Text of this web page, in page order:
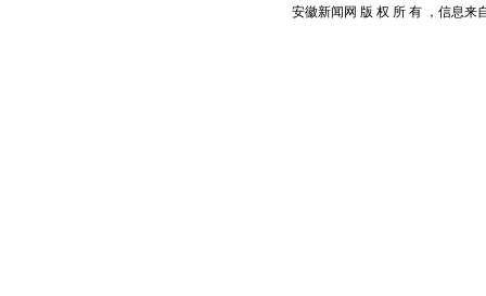
安徽新闻网 版 权 所 有 ，信息